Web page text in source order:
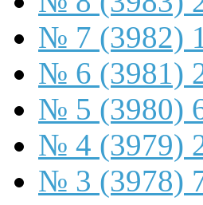
№ 7 (3982)
№ 6 (3981)
№ 5 (3980)
№ 4 (3979)
№ 3 (3978)